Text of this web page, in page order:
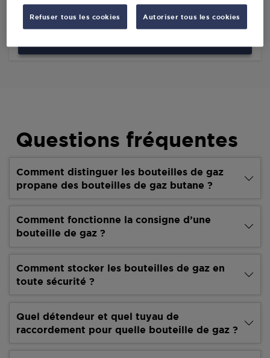
Questions fréquentes
Comment distinguer les bouteilles de gaz
propane des bouteilles de gaz butane ?
Comment fonctionne la consigne d’une
bouteille de gaz ?
Comment stocker les bouteilles de gaz en
toute sécurité ?
Quel détendeur et quel tuyau de
raccordement pour quelle bouteille de gaz ?
Refuser tous les cookies Autoriser tous les cookies